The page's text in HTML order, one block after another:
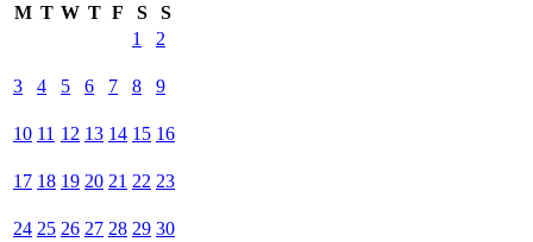
M T W T F S
S
1
2
3 4 5 6 7 8 9
10 11 12 13 14 15 16
17 18 19 20 21 22 23
24 25 26 27 28 29 30